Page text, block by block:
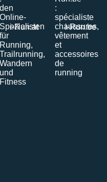
i-Run.at i-Run.be